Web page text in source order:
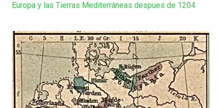
Europa y las Tierras Mediterráneas despues de 1204